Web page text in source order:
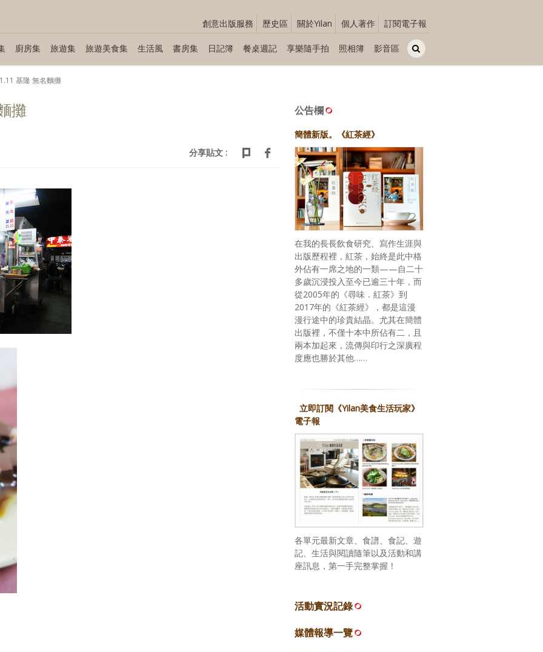
創意出版服務 歷史區 關於Yilan 個人著作 訂閱電子報
廚房集 旅遊集 旅遊美食集 生活風 書房集 日記簿 餐桌週記 享樂隨手拍 照相簿 影音區
基隆 無名麵攤
攤
分享貼文 :
公告欄
簡體新版。《紅茶經》
在我的長長飲食研究、寫作生涯與
出版歷程裡，紅茶，始終是此中格
外佔有一席之地的一類——自二十
多歲沉浸投入至今已逾三十年，而
從2005年的《尋味．紅茶》到
2017年的《紅茶經》，都是這漫
漫行途中的珍貴結晶。尤其在簡體
出版裡，不僅十本中所佔有二，且
兩本加起來，流傳與印行之深廣程
度應也勝於其他……
立即訂閱《Yilan美食生活玩家》
電子報
各單元最新文章、食譜、食記、遊
記、生活與閱讀隨筆以及活動和講
座訊息，第一手完整掌握！
活動實況記錄
媒體報導一覽